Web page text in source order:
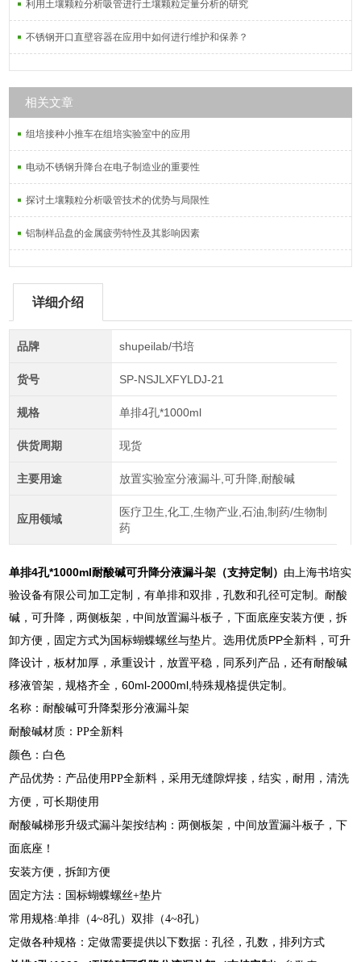
利用土壤颗粒分析吸管进行土壤颗粒定量分析的研究
不锈钢开口直壁容器在应用中如何进行维护和保养？
相关文章
组培接种小推车在组培实验室中的应用
电动不锈钢升降台在电子制造业的重要性
探讨土壤颗粒分析吸管技术的优势与局限性
铝制样品盘的金属疲劳特性及其影响因素
详细介绍
品牌 shupeilab/书培
货号 SP-NSJLXFYLDJ-21
规格 单排4孔*1000ml
供货周期 现货
主要用途 放置实验室分液漏斗,可升降,耐酸碱
应用领域
医疗卫生,化工,生物产业,石油,制药/生物制
药
单排4孔*1000ml耐酸碱可升降分液漏斗架（支持定制） 由上海书培实
验设备有限公司加工定制，有单排和双排，孔数和孔径可定制。耐酸
碱，可升降，两侧板架，中间放置漏斗板子，下面底座安装方便，拆
卸方便，固定方式为国标蝴蝶螺丝与垫片。选用优质PP全新料，可升
降设计，板材加厚，承重设计，放置平稳，同系列产品，还有耐酸碱
移液管架，规格齐全，60ml-2000ml,特殊规格提供定制。
名称：耐酸碱可升降梨形分液漏斗架
耐酸碱材质：PP全新料
颜色：白色
产品优势：产品使用PP全新料，采用无缝隙焊接，结实，耐用，清洗
方便，可长期使用
耐酸碱梯形升级式漏斗架按结构：两侧板架，中间放置漏斗板子，下
面底座！
安装方便，拆卸方便
固定方法：国标蝴蝶螺丝+垫片
常用规格:单排（4~8孔）双排（4~8孔）
定做各种规格：定做需要提供以下数据：孔径，孔数，排列方式